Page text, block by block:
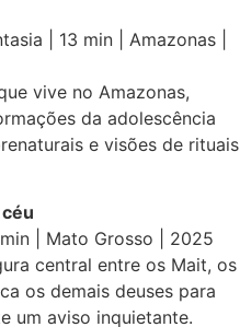
| 13 min | Amazonas |
vive no Amazonas,
da adolescência
e visões de rituais
| Mato Grosso | 2025
central entre os Mait, os
os demais deuses para
um aviso inquietante.